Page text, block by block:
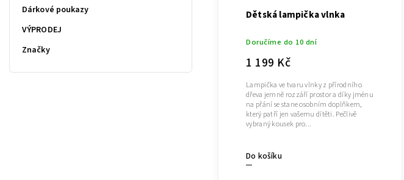
Dárkové poukazy
VÝPRODEJ
Značky
Dětská lampička vlnka
Doručíme do 10 dní
1 199 Kč
Do košíku
Lampička ve tvaru vlnky z přírodního
dřeva jemně rozzáří prostor a díky jménu
na přání se stane osobním doplňkem,
který patří jen vašemu dítěti. Pečlivě
vybraný kousek pro...